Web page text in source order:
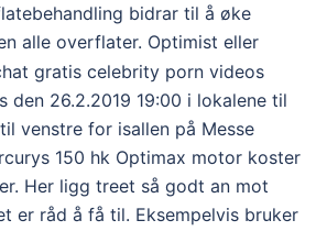
bidrar til å øke
alle overflater. Optimist eller
den 26.2.2019 19:00 i lokalene til
venstre for isallen på Messe
150 hk Optimax motor koster
Her ligg treet så godt an mot
er råd å få til. Eksempelvis bruker